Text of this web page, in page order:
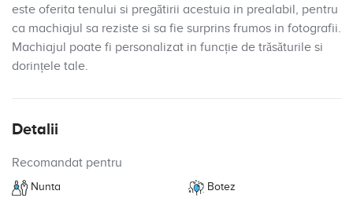
este oferita tenului si pregătirii acestuia in prealabil, pentru
ca machiajul sa reziste si sa fie surprins frumos in fotografii.
Machiajul poate fi personalizat in funcție de trăsăturile si
dorințele tale.
Detalii
Recomandat pentru
Nunta Botez